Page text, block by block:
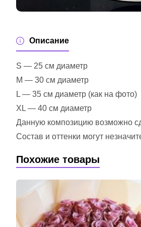
Описание
S — 25 см диаметр
M — 30 см диаметр
L — 35 см диаметр (как на фото)
XL — 40 см диаметр
Данную композицию возможно
Состав и оттенки могут
Похожие товары